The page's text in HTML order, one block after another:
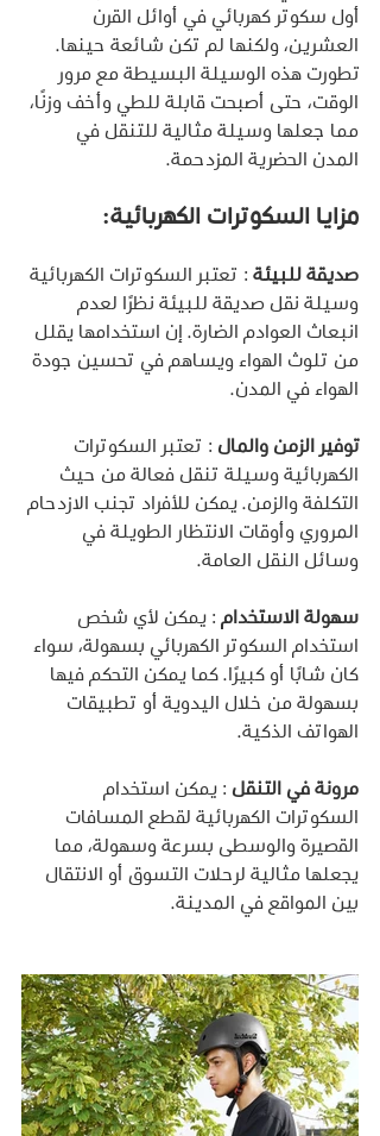
أول سكوتر كهربائي في أوائل القرن
العشرين، ولكنها لم تكن شائعة حينها.
تطورت هذه الوسيلة البسيطة مع مرور
الوقت، حتى أصبحت قابلة للطي وأخف وزنًا،
مما جعلها وسيلة مثالية للتنقل في
المدن الحضرية المزدحمة.
مزايا السكوترات الكهربائية:
صديقة للبيئة : تعتبر السكوترات الكهربائية
وسيلة نقل صديقة للبيئة نظرًا لعدم
انبعاث العوادم الضارة. إن استخدامها يقلل
من تلوث الهواء ويساهم في تحسين جودة
الهواء في المدن.
توفير الزمن والمال : تعتبر السكوترات
الكهربائية وسيلة تنقل فعالة من حيث
التكلفة والزمن. يمكن للأفراد تجنب الازدحام
المروري وأوقات الانتظار الطويلة في
وسائل النقل العامة.
سهولة الاستخدام : يمكن لأي شخص
استخدام السكوتر الكهربائي بسهولة، سواء
كان شابًا أو كبيرًا. كما يمكن التحكم فيها
بسهولة من خلال اليدوية أو تطبيقات
الهواتف الذكية.
مرونة في التنقل : يمكن استخدام
السكوترات الكهربائية لقطع المسافات
القصيرة والوسطى بسرعة وسهولة، مما
يجعلها مثالية لرحلات التسوق أو الانتقال
بين المواقع في المدينة.